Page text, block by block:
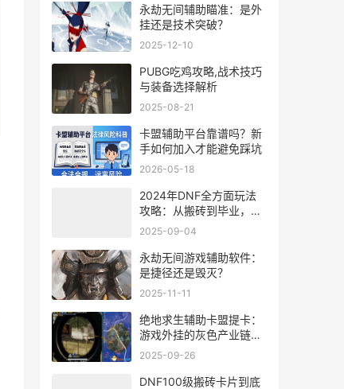
永劫无间辅助瞄准：是外
挂还是技术突破？
2025-12-10
PUBG吃鸡攻略,战术技巧
与装备选择解析
2025-08-21
卡盟辅助平台靠谱吗？新
手如何加入才能避免踩坑
2026-05-18
2024年DNF全方面玩法
攻略：从搬砖到毕业，新
手到大佬的进阶指南
2025-09-04
永劫无间游戏辅助软件：
是捷径还是毁灭？
2025-11-11
绝地求生辅助卡盟提卡：
游戏外挂的灰色产业链有
多可怕？
2025-09-26
DNF100级搬砖卡片到底